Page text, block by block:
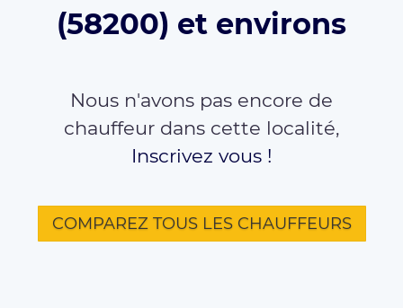
(58200) et environs
Nous n'avons pas encore de
chauffeur dans cette localité,
Inscrivez vous !
COMPAREZ TOUS LES CHAUFFEURS